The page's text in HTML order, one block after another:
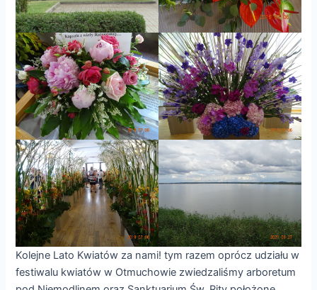
Kolejne Lato Kwiatów za nami! tym razem oprócz udziału w
festiwalu kwiatów w Otmuchowie zwiedzaliśmy arboretum